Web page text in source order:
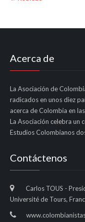
navigation
Acerca de
La Asociación de
radicados en unos diez
acerca de Colombia en
La Asociación celebra un
Estudios Colombianos
Contáctenos
Carlos TOUS -
Université de Tours,